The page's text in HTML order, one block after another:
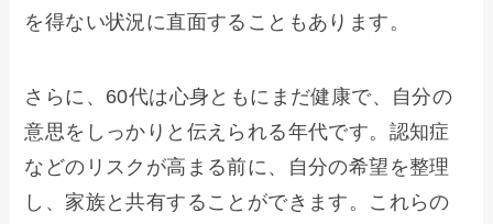
を得ない状況に直面することもあります。
さらに、60代は心身ともにまだ健康で、自分の
意思をしっかりと伝えられる年代です。認知症
などのリスクが高まる前に、自分の希望を整理
し、家族と共有することができます。これらの